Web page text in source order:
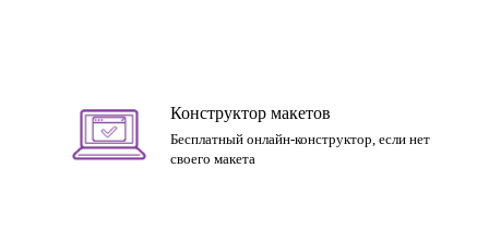
Конструктор макетов
Бесплатный онлайн-конструктор, если нет
своего макета